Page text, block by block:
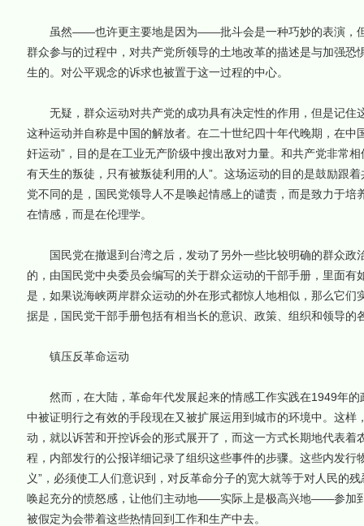
虽然——也许更主要地是因为——批斗会是一种巧妙的表演，但
群众参与的过程中，对共产党所领导的土地改革的描述是与加强
生的。对公平观念的诉求也被置于这一过程的中心。
无疑，群众运动对共产党的成功具有决定性的作用，但是记住
这种运动并自称是中国的解放者。在二十世纪四十年代晚期，在中
奸运动”，目的是在工业无产阶级中搜出敌对力量。和共产党非常
有天生的叛徒，只有被叛徒利用的人”。这场运动的目的是鼓励跟
党不同的是，国民党领导人不是唤起情感上的谴责，而是致力于培
在情感，而是在伦理学。
国民党在撤退到台湾之后，发动了另外一些比较明确的群众政
的，由国民党中央委员会编写的关于群众运动的干部手册，里面有
是，如果说海峡两岸群众运动的外在形式都惊人地相似，那么它
据是，国民党干部手册包括有相当长的意识、政策、组织和领导
镇压反革命运动
然而，在大陆，革命年代发展起来的情感工作实践在1949年的
中被证明行之有效的手段现在又被扩展运用到城市的环境中。这
动，就以诉苦和开控诉会的形式展开了，而这一方式长期地代表着
程，内部发行的公报详细记录了组织这些事件的步骤。这些内发行
义”，必须使工人们意识到，对反革命分子的宽大就等于对人民的
唤起充分的愤怒感，让他们主动地——实际上是极高兴地——参加
被假定为会带着这些热情回到工作和生产中去。